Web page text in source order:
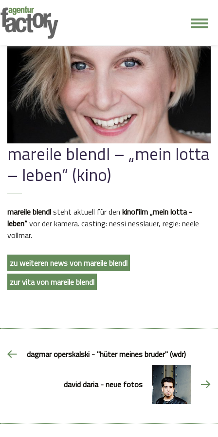
kontakt
mareile blendl – „mein lotta
– leben“ (kino)
mareile blendlsteht aktuell für den kinofilm „mein lotta -
leben“vor der kamera. casting: nessi nesslauer, regie: neele
vollmar.
zu weiteren news von mareile blendl
zur vita von mareile blendl
dagmar operskalski - "hüter meines bruder" (wdr)
david daria - neue fotos